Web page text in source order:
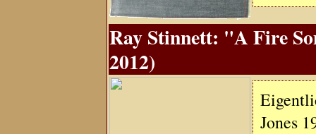
Ray Stinnett: "A Fire
2012)
Jones